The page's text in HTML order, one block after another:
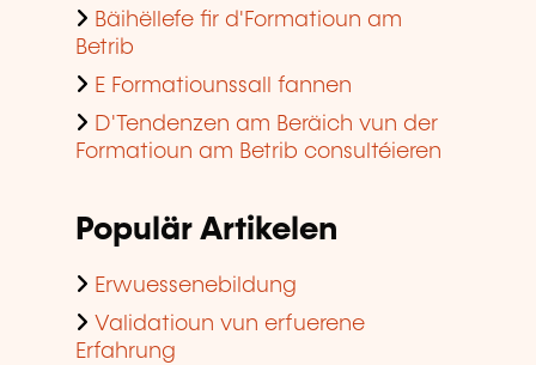
Bäihëllefe fir d'Formatioun am
Betrib
E Formatiounssall fannen
D'Tendenzen am Beräich vun der
Formatioun am Betrib consultéieren
Populär Artikelen
Erwuessenebildung
Validatioun vun erfuerene
Erfahrung